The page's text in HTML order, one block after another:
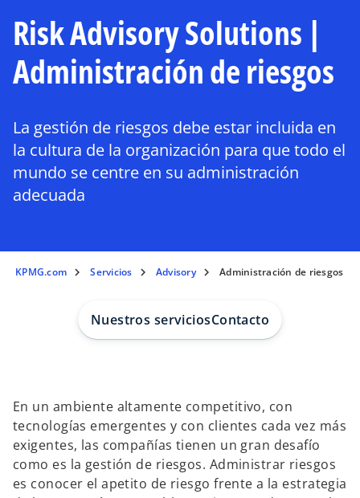
Risk Advisory Solutions |
Administración de riesgos
La gestión de riesgos debe estar incluida en
la cultura de la organización para que todo el
mundo se centre en su administración
adecuada
KPMG.com Servicios Advisory Administración de riesgos
Nuestros serviciosContacto
En un ambiente altamente competitivo, con
tecnologías emergentes y con clientes cada vez más
exigentes, las compañías tienen un gran desafío
como es la gestión de riesgos. Administrar riesgos
es conocer el apetito de riesgo frente a la estrategia